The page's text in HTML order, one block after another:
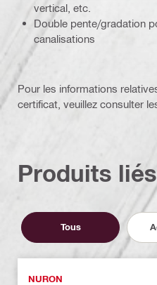
vertical, etc.
Double pente/gradation
canalisations
Pour les informations
certificat, veuillez consulter
Produits liés
Tous
NURON